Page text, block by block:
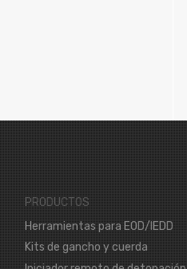
PRODUCTOS
Herramientas para EOD/IEDD
Kits de gancho y cuerda